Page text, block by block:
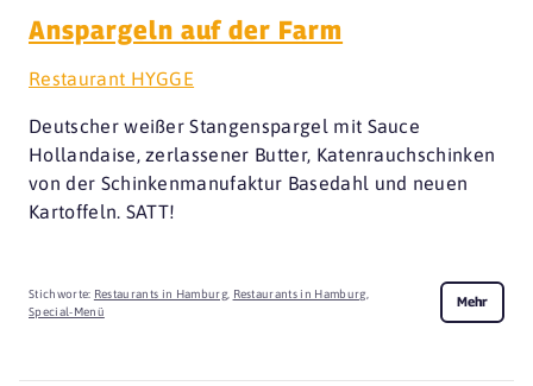
Anspargeln auf der Farm
Restaurant HYGGE
Deutscher weißer Stangenspargel mit Sauce
Hollandaise, zerlassener Butter, Katenrauchschinken
von der Schinkenmanufaktur Basedahl und neuen
Kartoffeln. SATT!
Stichworte: Restaurants in Hamburg, Restaurants in Hamburg
Special-Menü
Mehr